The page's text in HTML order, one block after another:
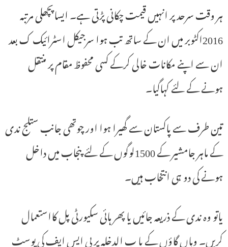
ہر وقت سرحد پر انہیں قیمت چکانی پڑتی ہے۔ ایساپچھلی مرتبہ
2016اکٹوبر میں ان کے ساتھ تب ہوا سرجیکل اسٹرائیک ک بعد
ان سے اپنے مکانات خالی کرکے کسی محفوظ مقام پر منتقل
ہونے کے لئے کہاگیا۔
تین طرف سے پاکستان سے گھیرا ہوا اور چوتھی جانب ستلج ندی
کے ماہر جامشیر کے 1500لوگوں کے لئے پنجاب میں داخل
ہونے کی دو ہی انتخاب ہیں۔
یاتو وہ ندی کے ذریعہ جائیں یا پھر ہائی سکیورٹی پل کااستعمال
کریں۔ وہاں گاؤں کے با ب الدخلہ پر بی ایس ایف کی پوسٹ